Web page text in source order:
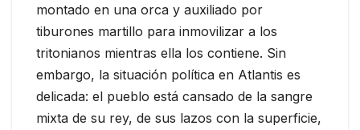
montado en una orca y auxiliado por
tiburones martillo para inmovilizar a los
tritonianos mientras ella los contiene. Sin
embargo, la situación política en Atlantis es
delicada: el pueblo está cansado de la sangre
mixta de su rey, de sus lazos con la superficie,